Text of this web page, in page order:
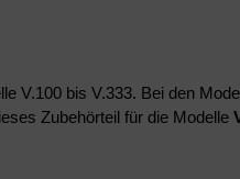
V.100 bis V.333. Bei den
Zubehörteil für die Modelle